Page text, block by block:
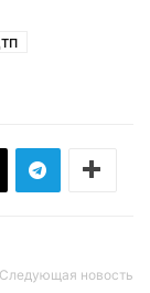
Следующая новость